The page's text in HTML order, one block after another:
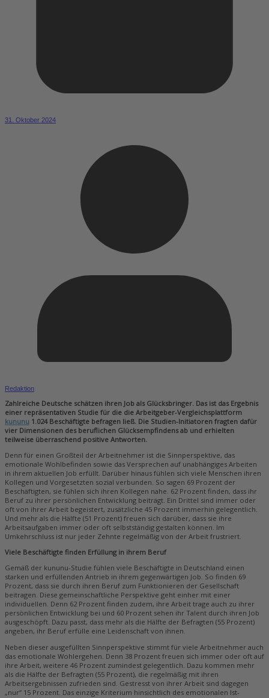
31. Oktober 2024
Redaktion
Zahlreiche Deutsche schätzen ihren Job als Glücksbringer. Das ist das Ergebnis
einer repräsentativen Studie für die die Arbeitgeber-Vergleichsplattform
kununu 1.024 Beschäftigte befragen ließ. Die Studien-Initiatoren fragten dafür
vier Dimensionen des beruflichen Glücksempfindens ab und erhielten
teilweise überraschend positive Antworten.
Denn für einen Großteil der Arbeitnehmer ist die Sinnperspektive, das
emotionale Wohlbefinden sowie das Versprechen auf unabhängiges Arbeiten
in ihrem aktuellen Job erfüllt. Darüber hinaus fühlen sich viele Menschen ihren
Kollegen und Vorgesetzten sozial verbunden. So sagen 69 Prozent der
Beschäftigten, sie fühlen sich ihren Kollegen nahe. 62 Prozent finden, dass ihr
Beruf zu ihrer persönlichen Entwicklung beiträgt. Ein Drittel sind immer oder
oft von ihrer Arbeit begeistert, zusätzliche 45 Prozent immerhin gelegentlich.
Und mehr als die Hälfte (51 Prozent) freuen sich darüber, dass sie ihre
Arbeitsaufgaben immer oder oft selbstständig gestalten können. Im
Umkehrschluss ist nur jeder Zehnte regelmäßig von der Arbeit frustriert.
Viele Beschäftigte finden Erfüllung in ihrem Beruf
Gemäß der kununu-Studie fühlen viele Beschäftigte in Deutschland einen
starken und erfüllenden Antrieb in ihrem gegenwärtigen Job. So finden 69
Prozent, dass sie durch ihren Beruf zum Funktionieren der Gesellschaft
beitragen. Diese gemeinschaftliche Perspektive geht einher mit einer
individuellen. Denn 62 Prozent finden zudem, ihre Arbeit trage auch zu ihrer
persönlichen Entwicklung bei und 60 Prozent sehen ihr Talent durch ihren Job
ausgeschöpft. Dazu passt, dass mehr als die Hälfte der Befragten (55 Prozent)
angeben, ihr Beruf erfülle eine Leidenschaft von ihnen.
Neben dieser ausgefüllten Sinnperspektive stimmt für viele Arbeitnehmer auch
das emotionale Wohlergehen. Denn 38 Prozent freuen sich immer oder oft auf
ihre Arbeit, weitere 46 Prozent zumindest gelegentlich. Dazu kommen mehr
als die Hälfte der Befragten (55 Prozent), die regelmäßig mit ihren
Arbeitsergebnissen zufrieden sind. Gestresst von ihrer Arbeit sind dagegen
„nur“ 15 Prozent. Das einzige Kriterium hinsichtlich des emotionalen Ist-